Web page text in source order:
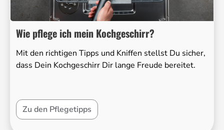
Wie pflege ich mein Kochgeschirr?
Mit den richtigen Tipps und Kniffen stellst Du sicher,
dass Dein Kochgeschirr Dir lange Freude bereitet.
Zu den Pflegetipps